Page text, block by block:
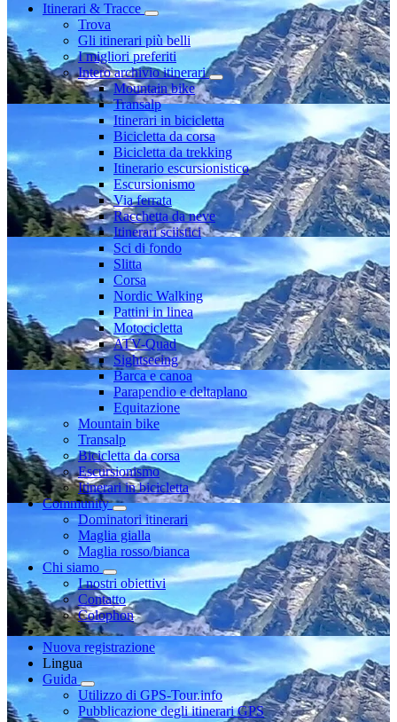
Itinerari & Tracce
Trova
Gli itinerari più belli
I migliori preferiti
Intero archivio itinerari
Mountain bike
Transalp
Itinerari in bicicletta
Bicicletta da corsa
Bicicletta da trekking
Itinerario escursionistico
Escursionismo
Via ferrata
Racchetta da neve
Itinerari sciistici
Sci di fondo
Slitta
Corsa
Nordic Walking
Pattini in linea
Motocicletta
ATV-Quad
Sightseeing
Barca e canoa
Parapendio e deltaplano
Equitazione
Mountain bike
Transalp
Bicicletta da corsa
Escursionismo
Itinerari in bicicletta
Community
Dominatori itinerari
Maglia gialla
Maglia rosso/bianca
Chi siamo
I nostri obiettivi
Contatto
Colophon
Nuova registrazione
Lingua
Guida
Utilizzo di GPS-Tour.info
Pubblicazione degli itinerari GPS